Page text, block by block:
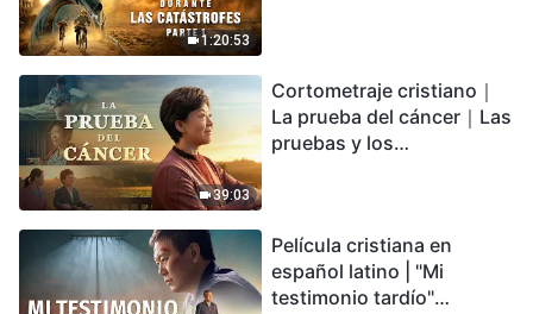
1:20:53
encontrarás refugio?
39:03
Cortometraje cristiano｜
La prueba del cáncer｜Las
pruebas y los
Película cristiana en
español latino | "Mi
testimonio tardío"